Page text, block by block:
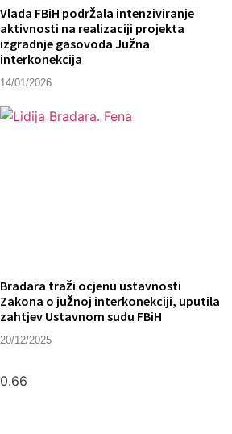
Vlada FBiH podržala intenziviranje
aktivnosti na realizaciji projekta
izgradnje gasovoda Južna
interkonekcija
14/01/2026
Bradara traži ocjenu ustavnosti
Zakona o južnoj interkonekciji, uputila
zahtjev Ustavnom sudu FBiH
20/12/2025